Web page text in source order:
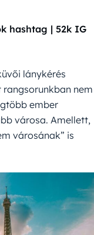
hashtag | 52k IG
lánykérés
nem
ember
városa. Amellett,
városának” is